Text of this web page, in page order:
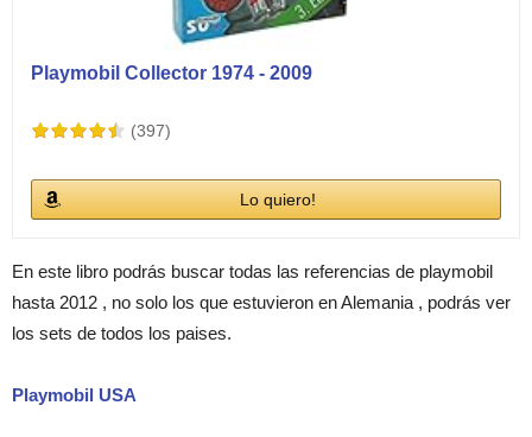
Playmobil Collector 1974 - 2009
(397)
Lo quiero!
En este libro podrás buscar todas las referencias de playmobil
hasta 2012 , no solo los que estuvieron en Alemania , podrás ver
los sets de todos los paises.
Playmobil USA